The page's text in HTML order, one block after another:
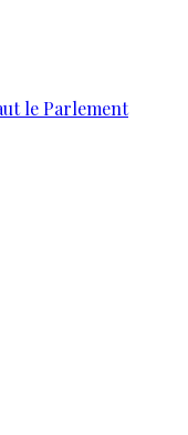
le Parlement